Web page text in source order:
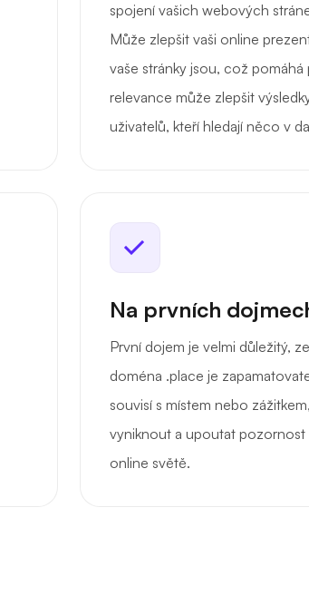
spojení vašich webových
Může zlepšit vaši online
vaše stránky jsou, což pomáhá
relevance může zlepšit
uživatelů, kteří hledají něco v
Na prvních
První dojem je velmi důležitý,
doména .place je
souvisí s místem nebo
vyniknout a upoutat pozornost
online světě.